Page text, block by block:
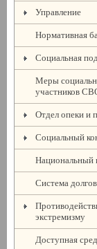
Управление
Нормативная
Социальная
Меры
участников
Отдел опеки и
Социальный
Национальный
Система
экстремизму
Доступная